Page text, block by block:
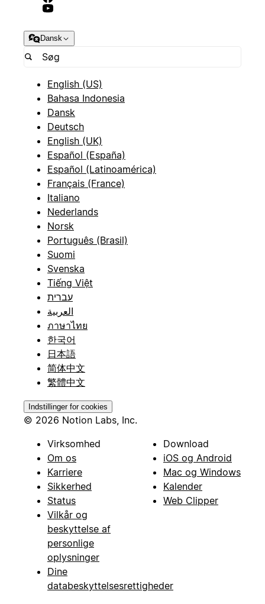
Dansk
English (US)
Bahasa Indonesia
Dansk
Deutsch
English (UK)
Español (España)
Español (Latinoamérica)
Français (France)
Italiano
Nederlands
Norsk
Português (Brasil)
Suomi
Svenska
Tiếng Việt
עברית
العربية
ภาษาไทย
한국어
日本語
简体中文
繁體中文
Indstillinger for cookies
© 2026 Notion Labs, Inc.
Virksomhed
Om os
Karriere
Sikkerhed
Status
Vilkår og
beskyttelse af
personlige
oplysninger
Dine
databeskyttelsesrettigheder
Download
iOS og Android
Mac og Windows
Kalender
Web Clipper